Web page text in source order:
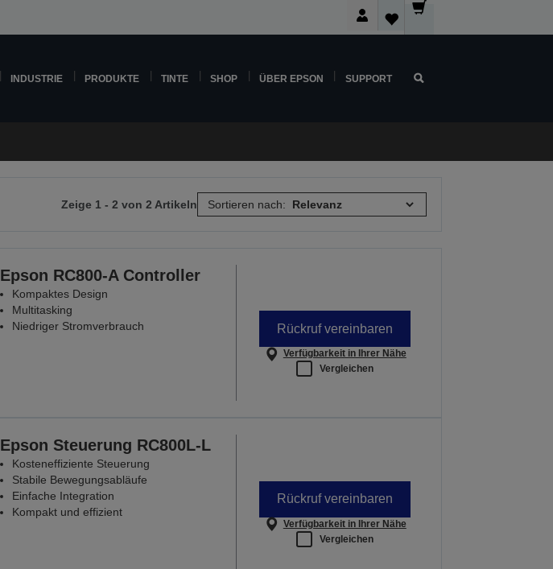
INDUSTRIE PRODUKTE TINTE SHOP ÜBER EPSON SUPPORT
Zeige 1 - 2 von 2 Artikeln Sortieren nach:
Epson RC800-A Controller
Kompaktes Design
Multitasking
Niedriger Stromverbrauch
Rückruf vereinbaren
Verfügbarkeit in Ihrer Nähe
Vergleichen
Epson Steuerung RC800L-L
Kosteneffiziente Steuerung
Stabile Bewegungsabläufe
Einfache Integration
Kompakt und effizient
Rückruf vereinbaren
Verfügbarkeit in Ihrer Nähe
Vergleichen